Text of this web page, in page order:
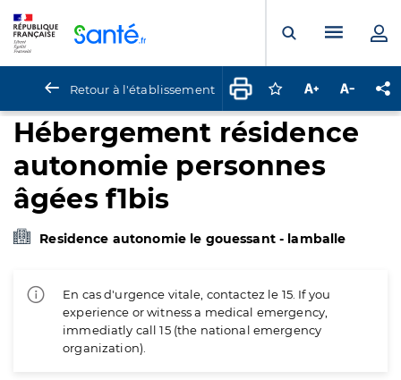
Ouvrir laMenu
Retour à l'établissement Connectez-vous
Augmenter la
Hébergement résidence
autonomie personnes
âgées f1bis
Residence autonomie le gouessant - lamballe
En cas d'urgence vitale, contactez le 15. If you
experience or witness a medical emergency,
immediatly call 15 (the national emergency
organization).